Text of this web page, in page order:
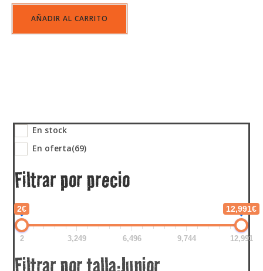
AÑADIR AL CARRITO
En stock
En oferta(69)
Filtrar por precio
2€ 12,991€
2 3,249 6,496 9,744 12,991